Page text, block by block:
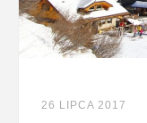
26 LIPCA 2017